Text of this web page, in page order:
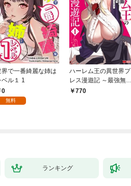
界で一番綺麗な姉は
ベル１ 1
0
無料
ハーレム王の異世界プ
レス漫遊記 ～最強無双
のおじさんはあらゆる
770
ランキング